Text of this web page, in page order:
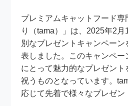
プレミアムキャットフード
り（tama）」は、2025年2
別なプレゼントキャンペー
表しました。このキャンペー
にとって魅力的なプレゼント
祝うものとなっています。
応じて先着で様々なプレゼン